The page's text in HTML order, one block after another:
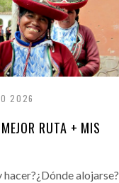
2026
RUTA + MIS
hacer?¿Dónde alojarse?